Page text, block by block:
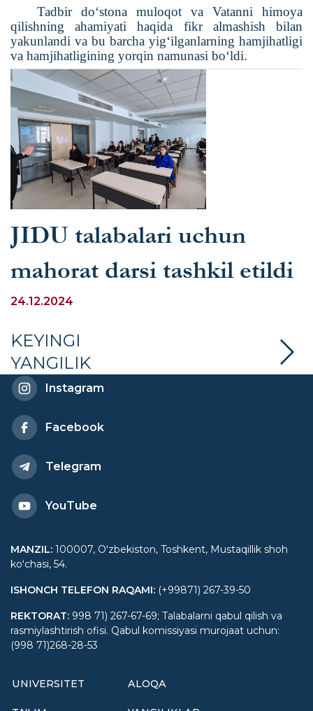
Tadbir do‘stona muloqot va Vatanni himoya
qilishning ahamiyati haqida fikr almashish bilan
yakunlandi va bu barcha yig‘ilganlarning hamjihatligi
va hamjihatligining yorqin namunasi bo‘ldi.
JIDU talabalari uchun
mahorat darsi tashkil etildi
24.12.2024
KEYINGI
YANGILIK
Instagram
Facebook
Telegram
YouTube
MANZIL: 100007, Oʻzbekiston, Toshkent, Mustaqillik shoh
koʻchasi, 54.
ISHONCH TELEFON RAQAMI: (+99871) 267-39-50
REKTORAT: 998 71) 267-67-69; Talabalarni qabul qilish va
rasmiylashtirish ofisi. Qabul komissiyasi murojaat uchun:
(998 71)268-28-53
UNIVERSITET ALOQA